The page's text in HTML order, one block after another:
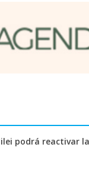
podrá reactivar